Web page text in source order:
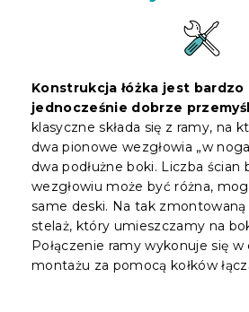
Konstrukcja łóżka jest bardzo
jednocześnie dobrze
klasyczne składa się z ramy, na
dwa pionowe wezgłowia „w
dwa podłużne boki. Liczba
wezgłowiu może być różna,
same deski. Na tak zmontowaną
stelaż, który umieszczamy na
Połączenie ramy wykonuje się
montażu za pomocą kołków